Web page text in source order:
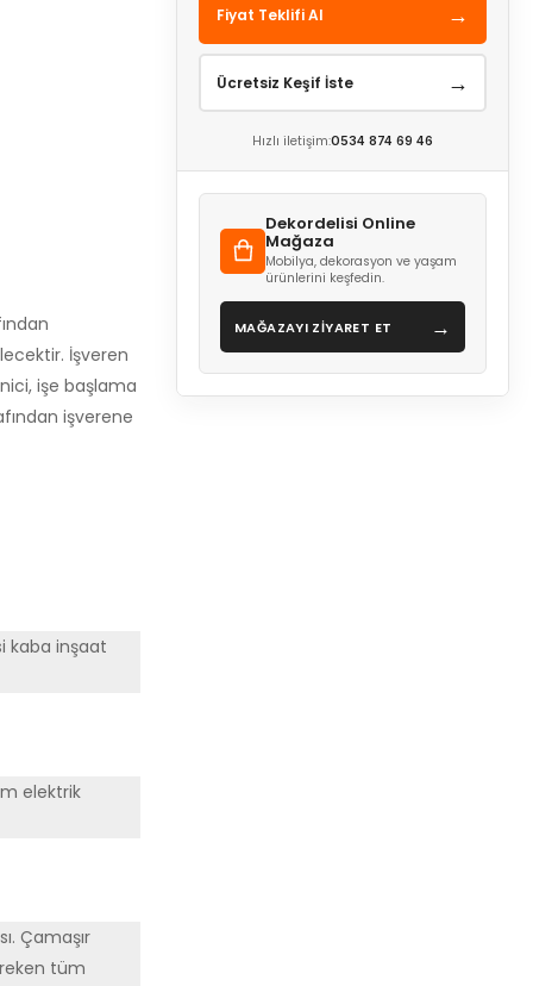
Fiyat Teklifi Al →
Ücretsiz Keşif İste →
Hızlı iletişim:0534 874 69 46
Dekordelisi Online
Mağaza
Mobilya, dekorasyon ve yaşam
ürünlerini keşfedin.
MAĞAZAYI ZİYARET ET →
İşveren
işe başlama
işverene
kaba inşaat
elektrik
Çamaşır
tüm